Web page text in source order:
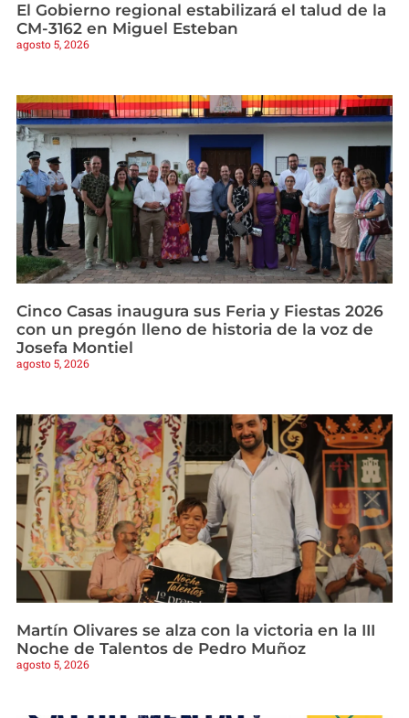
El Gobierno regional estabilizará el talud de la
CM-3162 en Miguel Esteban
agosto 5, 2026
Cinco Casas inaugura sus Feria y Fiestas 2026
con un pregón lleno de historia de la voz de
Josefa Montiel
agosto 5, 2026
Martín Olivares se alza con la victoria en la III
Noche de Talentos de Pedro Muñoz
agosto 5, 2026